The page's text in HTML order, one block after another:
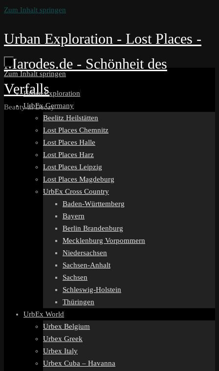
Zum Inhalt springen
Urban Exploration - Lost Places -
Marodes.de - Schönheit des
Verfalls
Beauty in Decay
Zum Inhalt springen
Urban Exploration
UrbEx Germany
Beelitz Heilstätten
Lost Places Chemnitz
Lost Places Halle
Lost Places Harz
Lost Places Leipzig
Lost Places Magdeburg
UrbEx Cross Country
Baden-Württemberg
Bayern
Berlin Brandenburg
Mecklenburg Vorpommern
Niedersachsen
Sachsen-Anhalt
Sachsen
Schleswig-Holstein
Thüringen
UrbEx World
Urbex Belgium
Urbex Greek
Urbex Italy
Urbex Cuba – Havanna